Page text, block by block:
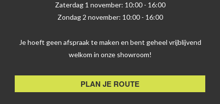
Zaterdag 1 november: 10:00 - 16:00
Zondag 2 november: 10:00 - 16:00
Je hoeft geen afspraak te maken en bent geheel vrijblijvend
welkom in onze showroom!
PLAN JE ROUTE